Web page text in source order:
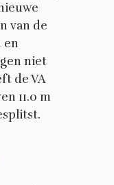
van de
en
niet
de VA
11.0 m